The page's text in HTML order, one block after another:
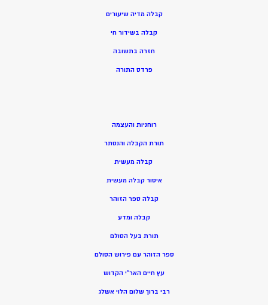
קבלה מדיה שיעורים
קבלה בשידור חי
חזרה בתשובה
פרדס התורה
רוחניות והעצמה
תורת הקבלה והנסתר
קבלה מעשית
איסור קבלה מעשית
קבלה ספר הזוהר
קבלה ומדע
תורת בעל הסולם
ספר הזוהר עם פירוש הסולם
עץ חיים האר”י הקדוש
רבי ברוך שלום הלוי אשלג